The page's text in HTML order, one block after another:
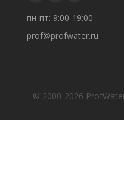
пн-пт: 9:00-19:00
prof@profwater.ru
© 2000-2026